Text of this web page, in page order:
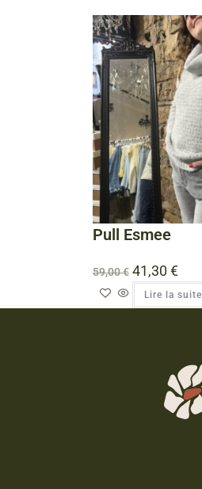
Pull Esmee
59,00€ 41,30 €
Lire la suite